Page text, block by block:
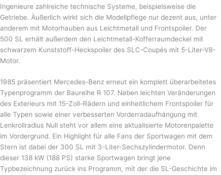
Ingenieure zahlreiche technische Systeme, beispielsweise die
Getriebe. Äußerlich wirkt sich die Modellpflege nur dezent aus, unter
anderem mit Motorhauben aus Leichtmetall und Frontspoiler. Der
500 SL erhält außerdem den Leichtmetall-Kofferraumdeckel mit
schwarzem Kunststoff-Heckspoiler des SLC-Coupés mit 5-Liter-V8-
Motor.
1985 präsentiert Mercedes-Benz erneut ein komplett überarbeitetes
Typenprogramm der Baureihe R 107. Neben leichten Veränderungen
des Exterieurs mit 15-Zoll-Rädern und einheitlichem Frontspoiler für
alle Typen sowie einer verbesserten Vorderradaufhängung mit
Lenkrollradius Null steht vor allem eine aktualisierte Motorenpalette
im Vordergrund. Ein Highlight für alle Fans der Sportwagen mit dem
Stern ist dabei der 300 SL mit 3-Liter-Sechszylindermotor. Denn
dieser 138 kW (188 PS) starke Sportwagen bringt jene
Typbezeichnung zurück ins Programm, mit der die SL-Geschichte im